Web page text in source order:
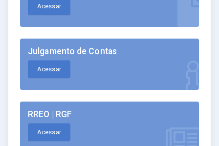
Acessar
Julgamento de Contas
Acessar
RREO | RGF
Acessar